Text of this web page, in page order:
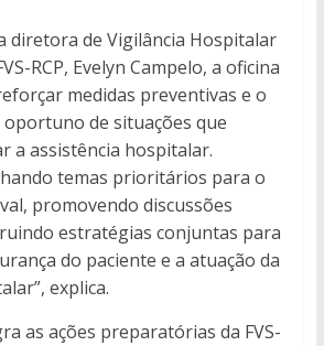
diretora de Vigilância Hospitalar
RCP, Evelyn Campelo, a oficina
medidas preventivas e o
de situações que
a assistência hospitalar.
temas prioritários para o
promovendo discussões
estratégias conjuntas para
do paciente e a atuação da
explica.
as ações preparatórias da FVS-